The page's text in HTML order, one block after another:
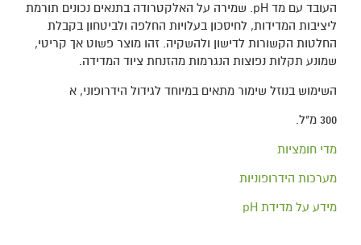
העובד עם מד pH. שמירה על האלקטרודה בתנאים נכונים תורמת
ליציבות המדידות, לחיסכון בעלויות החלפה ולביטחון בקבלת
החלטות הקשורות לדישון ולהשקיה. זהו מוצר פשוט אך קריטי,
שמונע תקלות נפוצות הנגרמות מהזנחת ציוד המדידה.
השימוש בנוזל שימור מתאים במיוחד לגידול הידרופוני, א
300 מ"ל.
מדי חומציות
מערכות הידרופוניות
מידע על מדידת pH